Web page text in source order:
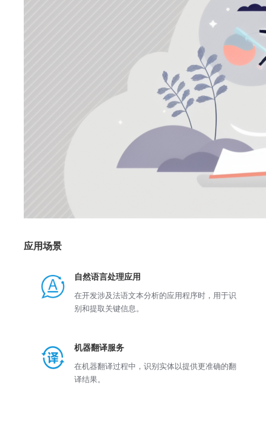
应用场景
自然语言处理应用
在开发涉及法语文本分析的应用程序时，用于识
别和提取关键信息。
机器翻译服务
在机器翻译过程中，识别实体以提供更准确的翻
译结果。